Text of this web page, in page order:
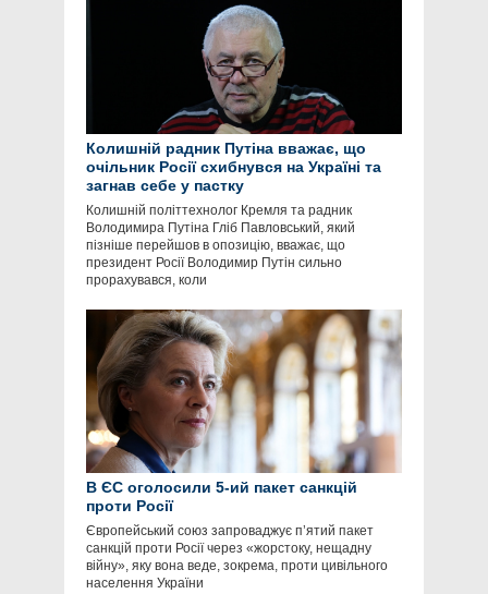
Колишній радник Путіна вважає, що
очільник Росії схибнувся на Україні та
загнав себе у пастку
Колишній політтехнолог Кремля та радник
Володимира Путіна Гліб Павловський, який
пізніше перейшов в опозицію, вважає, що
президент Росії Володимир Путін сильно
прорахувався, коли
В ЄС оголосили 5-ий пакет санкцій
проти Росії
Європейський союз запроваджує п’ятий пакет
санкцій проти Росії через «жорстоку, нещадну
війну», яку вона веде, зокрема, проти цивільного
населення України